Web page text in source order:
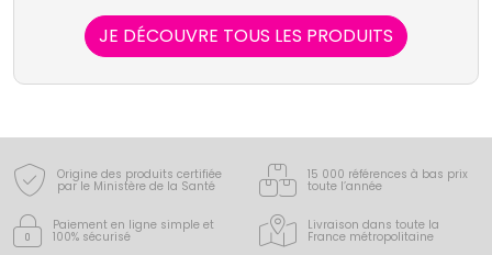
segments de l'hygiène dentaire : dentifrices, bains de
bouche, brosse à dents et accessoires
interdentaires.
JE DÉCOUVRE TOUS LES PRODUITS
Origine des produits certifiée
par le Ministère de la Santé
15 000 références à bas prix
toute l’année
Paiement en ligne simple et
100% sécurisé
Livraison dans toute la
France métropolitaine